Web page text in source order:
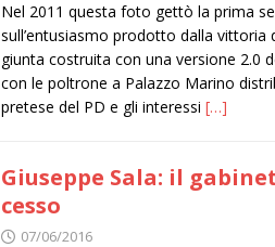
Nel 2011 questa foto gettò la prima
sull’entusiasmo prodotto dalla vittoria
giunta costruita con una versione 2.0
con le poltrone a Palazzo Marino
pretese del PD e gli interessi […]
Giuseppe Sala: il
cesso
07/06/2016